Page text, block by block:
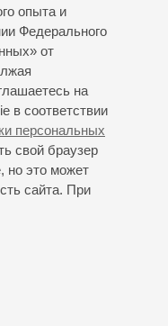
опыта и
Федерального
от
на
в соответствии
персональных
свой браузер
но это может
сайта. При